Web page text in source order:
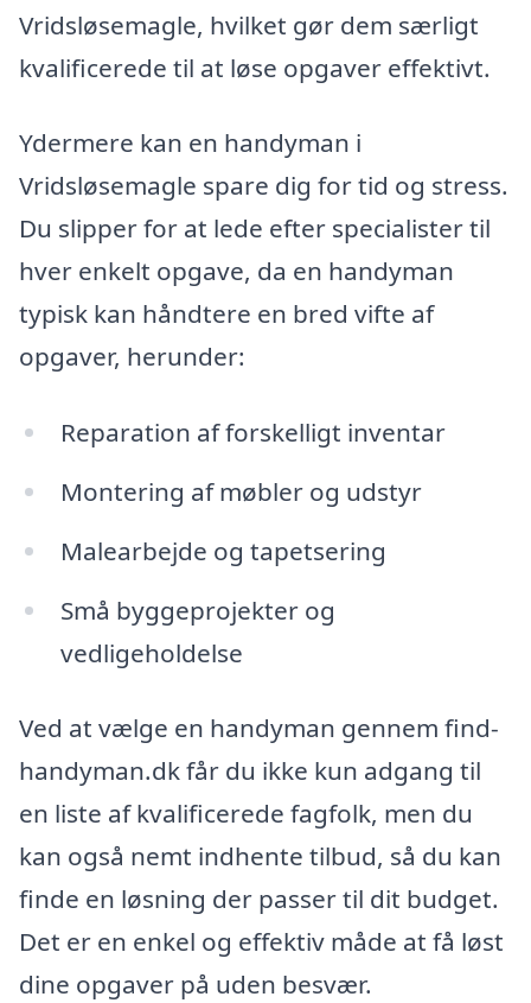
Vridsløsemagle, hvilket gør dem særligt
kvalificerede til at løse opgaver effektivt.
Ydermere kan en handyman i
Vridsløsemagle spare dig for tid og stress.
Du slipper for at lede efter specialister til
hver enkelt opgave, da en handyman
typisk kan håndtere en bred vifte af
opgaver, herunder:
Reparation af forskelligt inventar
Montering af møbler og udstyr
Malearbejde og tapetsering
Små byggeprojekter og
vedligeholdelse
Ved at vælge en handyman gennem find-
handyman.dk får du ikke kun adgang til
en liste af kvalificerede fagfolk, men du
kan også nemt indhente tilbud, så du kan
finde en løsning der passer til dit budget.
Det er en enkel og effektiv måde at få løst
dine opgaver på uden besvær.